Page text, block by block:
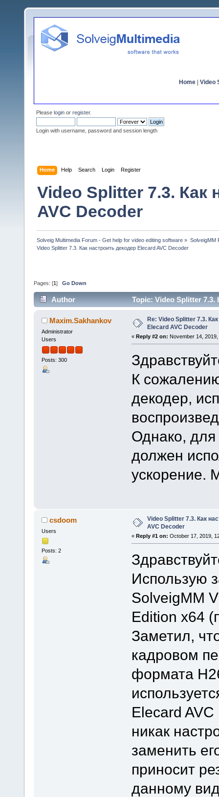
Home Video
Please login or register.
Login with username, password and session length
Home Help Search Login Register
Video Splitter 7.3. Как
AVC Decoder
Solveig Multimedia Forum - Get help for video editing software » SolveigMM
Video Splitter 7.3. Как настроить декодер Elecard AVC Decoder
Pages: [1 ] Go Down
Author
Topic: Video Splitter 7.3.
Maxim.Sakhankov
Administrator
Users
Posts: 300
Re: Video Splitter 7.3.
Elecard AVC Decoder
« Reply #2 on: November 14,
К
декодер,
Однако, для
должен
ускорение.
csdoom
Users
Posts: 2
Video Splitter 7.3. Как
AVC Decoder
« Reply #1 on: October 17, 2019,
Использую
SolveigMM
Edition x64
Заметил,
кадровом
формата
Elecard
никак
заменить
приносит
данному